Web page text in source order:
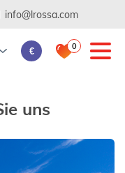
info@lrossa.com
€ 0
uns